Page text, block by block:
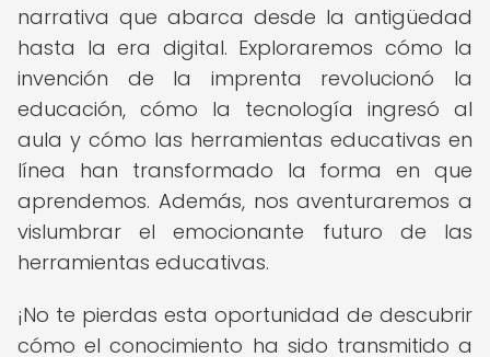
narrativa que abarca desde la antigüedad
hasta la era digital. Exploraremos cómo la
invención de la imprenta revolucionó la
educación, cómo la tecnología ingresó al
aula y cómo las herramientas educativas en
línea han transformado la forma en que
aprendemos. Además, nos aventuraremos a
vislumbrar el emocionante futuro de las
herramientas educativas.
¡No te pierdas esta oportunidad de descubrir
cómo el conocimiento ha sido transmitido a